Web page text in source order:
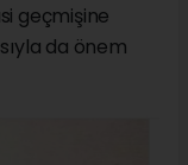
geçmişine
da önem